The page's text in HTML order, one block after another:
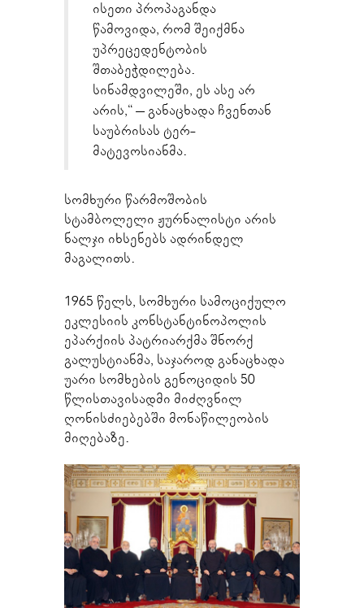
ისეთი პროპაგანდა
წამოვიდა, რომ შეიქმნა
უპრეცედენტობის
შთაბეჭდილება.
სინამდვილეში, ეს ასე არ
არის,“ – განაცხადა ჩვენთან
საუბრისას ტერ-
მატევოსიანმა.
სომხური წარმოშობის
სტამბოლელი ჟურნალისტი არის
ნალჯი იხსენებს ადრინდელ
მაგალითს.
1965 წელს, სომხური სამოციქულო
ეკლესიის კონსტანტინოპოლის
ეპარქიის პატრიარქმა შნორქ
გალუსტიანმა, საჯაროდ განაცხადა
უარი სომხების გენოციდის 50
წლისთავისადმი მიძღვნილ
ღონისძიებებში მონაწილეობის
მიღებაზე.